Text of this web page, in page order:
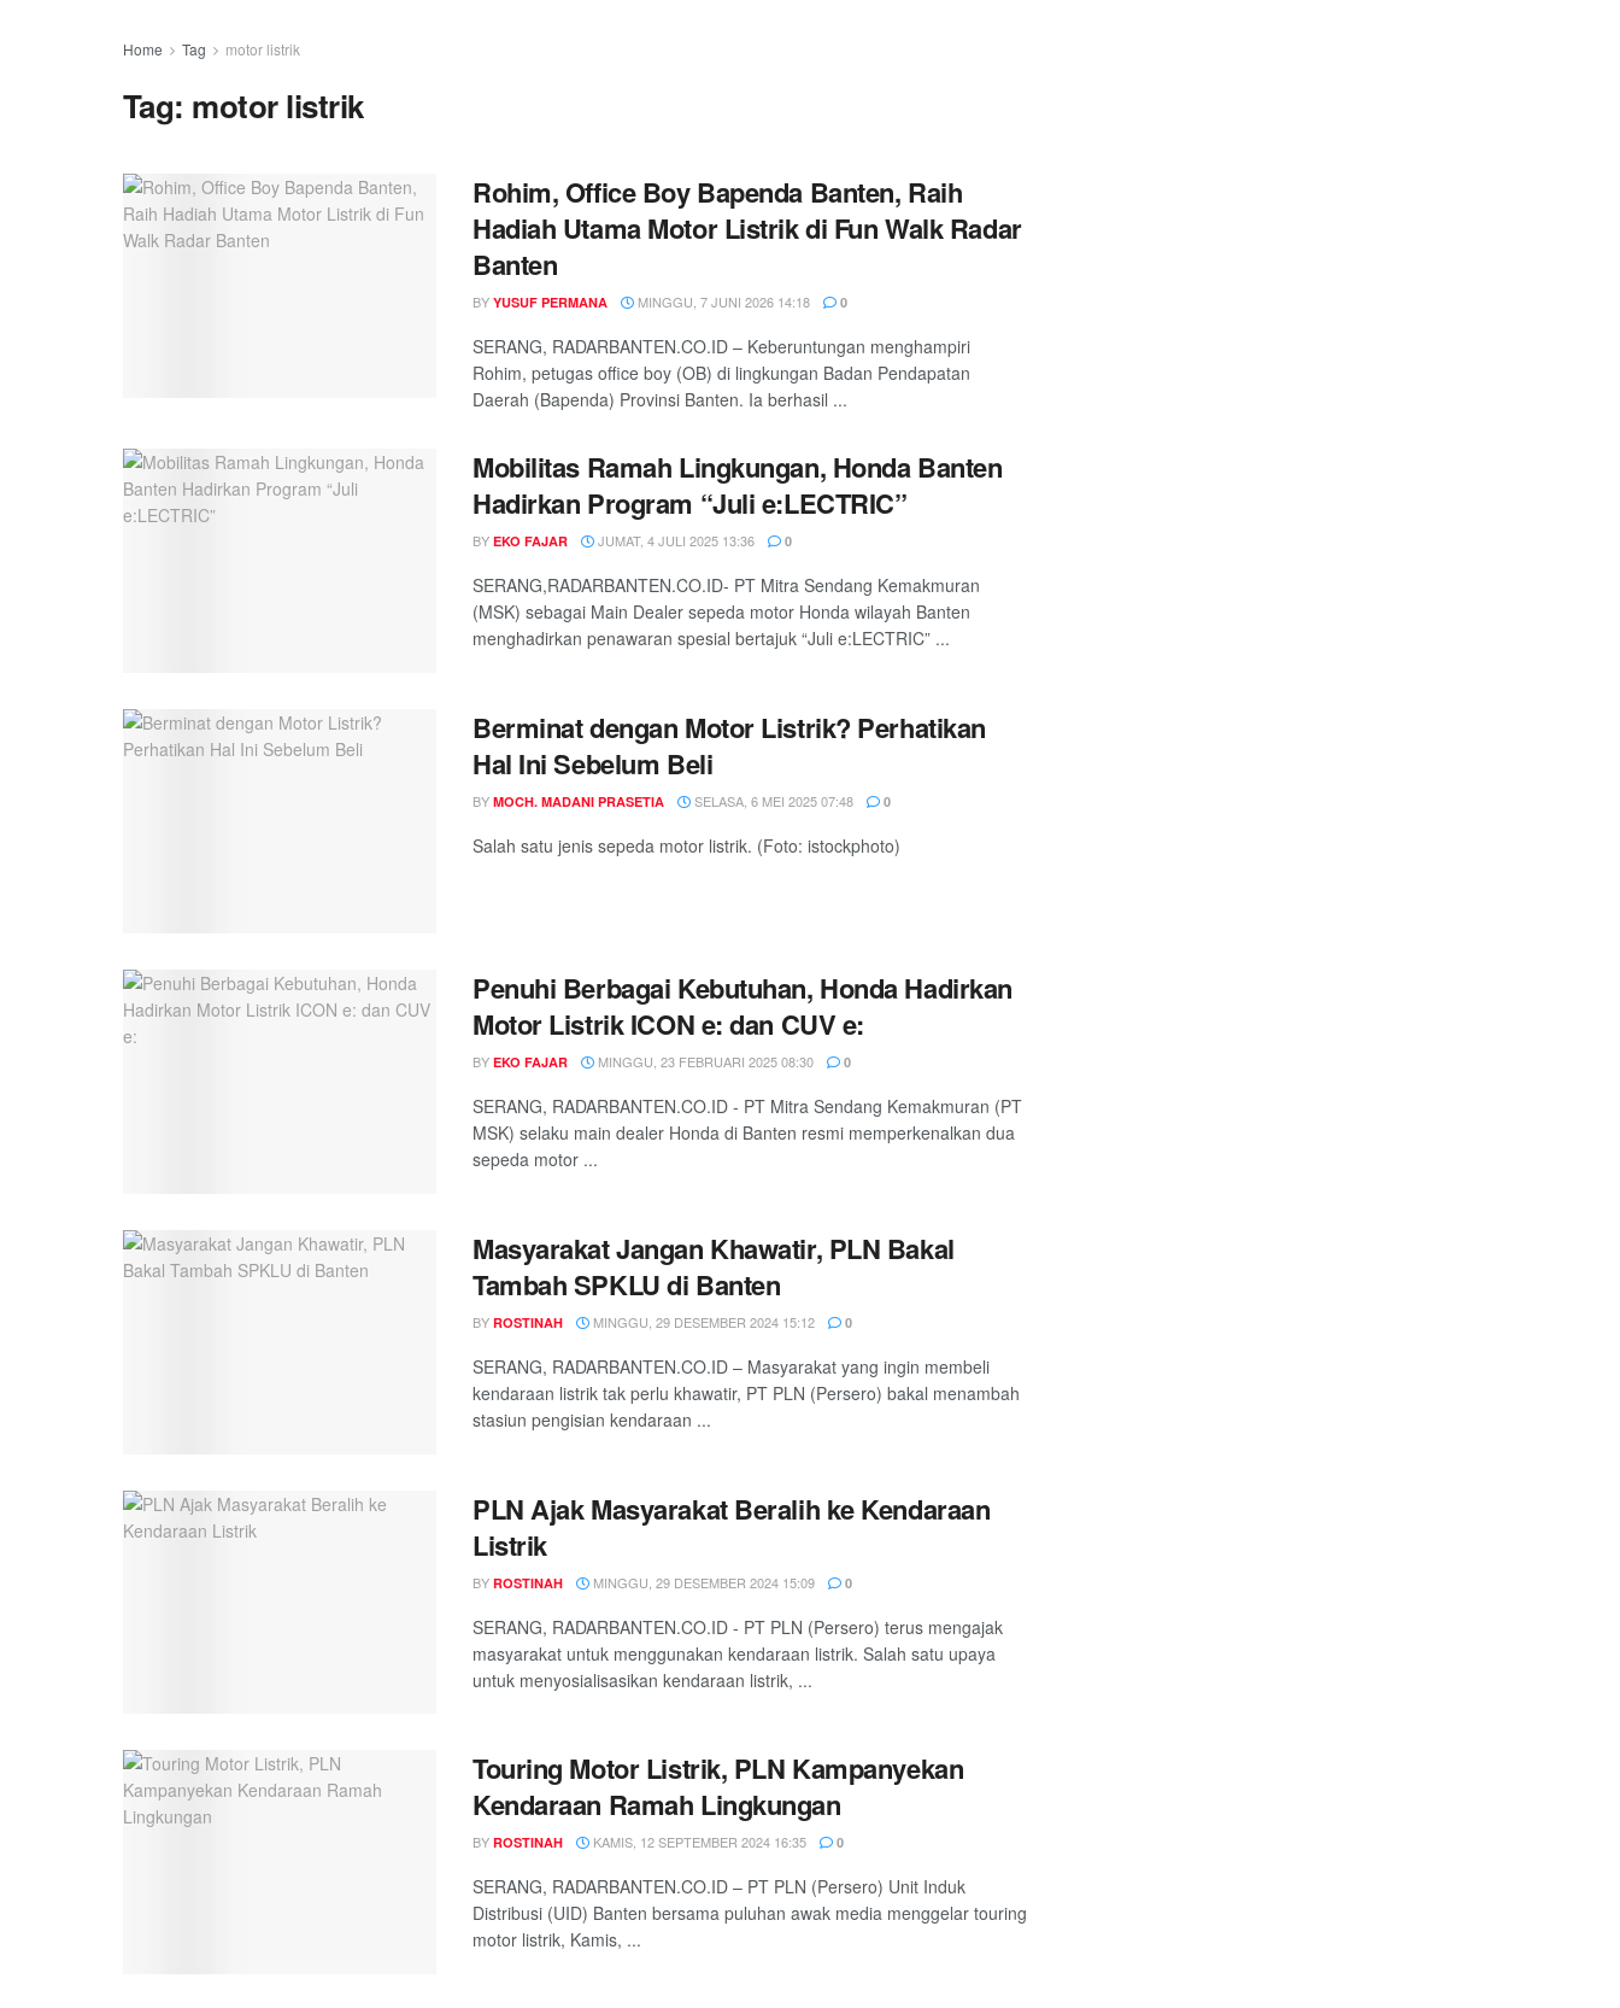
Home Tag motor listrik
Tag: motor listrik
Rohim, Office Boy Bapenda Banten, Raih
Hadiah Utama Motor Listrik di Fun Walk Radar
Banten
BY YUSUF PERMANA MINGGU, 7 JUNI 2026 14:18 0
SERANG, RADARBANTEN.CO.ID – Keberuntungan menghampiri
Rohim, petugas office boy (OB) di lingkungan Badan Pendapatan
Daerah (Bapenda) Provinsi Banten. Ia berhasil ...
Mobilitas Ramah Lingkungan, Honda Banten
Hadirkan Program “Juli e:LECTRIC”
BY EKO FAJAR JUMAT, 4 JULI 2025 13:36 0
SERANG,RADARBANTEN.CO.ID- PT Mitra Sendang Kemakmuran
(MSK) sebagai Main Dealer sepeda motor Honda wilayah Banten
menghadirkan penawaran spesial bertajuk “Juli e:LECTRIC” ...
Berminat dengan Motor Listrik? Perhatikan
Hal Ini Sebelum Beli
BY MOCH. MADANI PRASETIA SELASA, 6 MEI 2025 07:48 0
Salah satu jenis sepeda motor listrik. (Foto: istockphoto)
Penuhi Berbagai Kebutuhan, Honda Hadirkan
Motor Listrik ICON e: dan CUV e:
BY EKO FAJAR MINGGU, 23 FEBRUARI 2025 08:30 0
SERANG, RADARBANTEN.CO.ID - PT Mitra Sendang Kemakmuran (PT
MSK) selaku main dealer Honda di Banten resmi memperkenalkan dua
sepeda motor ...
Masyarakat Jangan Khawatir, PLN Bakal
Tambah SPKLU di Banten
BY ROSTINAH MINGGU, 29 DESEMBER 2024 15:12 0
SERANG, RADARBANTEN.CO.ID – Masyarakat yang ingin membeli
kendaraan listrik tak perlu khawatir, PT PLN (Persero) bakal menambah
stasiun pengisian kendaraan ...
PLN Ajak Masyarakat Beralih ke Kendaraan
Listrik
BY ROSTINAH MINGGU, 29 DESEMBER 2024 15:09 0
SERANG, RADARBANTEN.CO.ID - PT PLN (Persero) terus mengajak
masyarakat untuk menggunakan kendaraan listrik. Salah satu upaya
untuk menyosialisasikan kendaraan listrik, ...
Touring Motor Listrik, PLN Kampanyekan
Kendaraan Ramah Lingkungan
BY ROSTINAH KAMIS, 12 SEPTEMBER 2024 16:35 0
SERANG, RADARBANTEN.CO.ID – PT PLN (Persero) Unit Induk
Distribusi (UID) Banten bersama puluhan awak media menggelar touring
motor listrik, Kamis, ...